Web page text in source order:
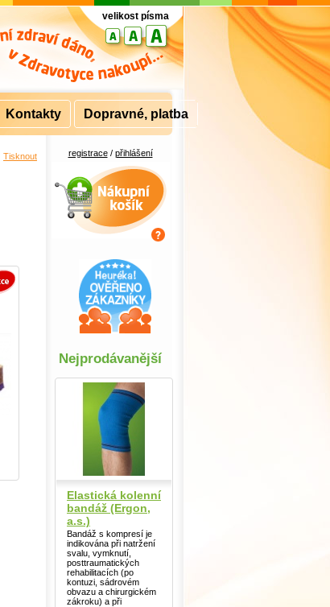
registrace/ přihlášení
Nákupní košík
velikost písma
Tisknout
Nejprodávanější
Elastická kolenní
bandáž (Ergon,
a.s.)
Bandáž s kompresí je
indikována při natržení
svalu, vymknutí,
posttraumatických
rehabilitacích (po
kontuzi, sádrovém
obvazu a chirurgickém
zákroku) a při
Kontakty Dopravné, platba